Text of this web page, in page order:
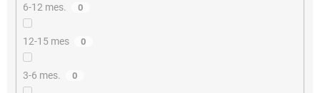
6-12 mes. 0
12-15 mes 0
3-6 mes. 0